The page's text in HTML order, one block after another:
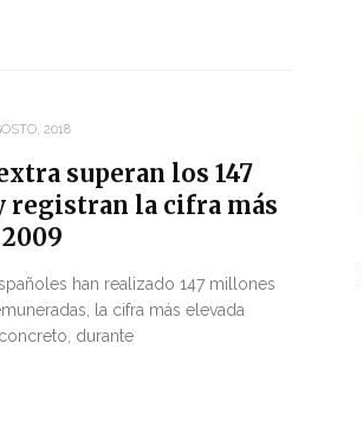
2018
superan los 147
registran la cifra más
han realizado 147 millones
la cifra más elevada
durante